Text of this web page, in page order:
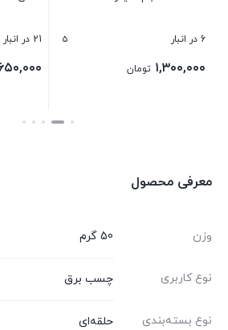
6 در انبار 5
۱,۳۰۰,۰۰۰ تومان
21 در انبار
بستن
معرفی محصول
وزن 50 گرم
نوع کاربری چسب برق
نوع بسته‌بندی حلقه‌ای